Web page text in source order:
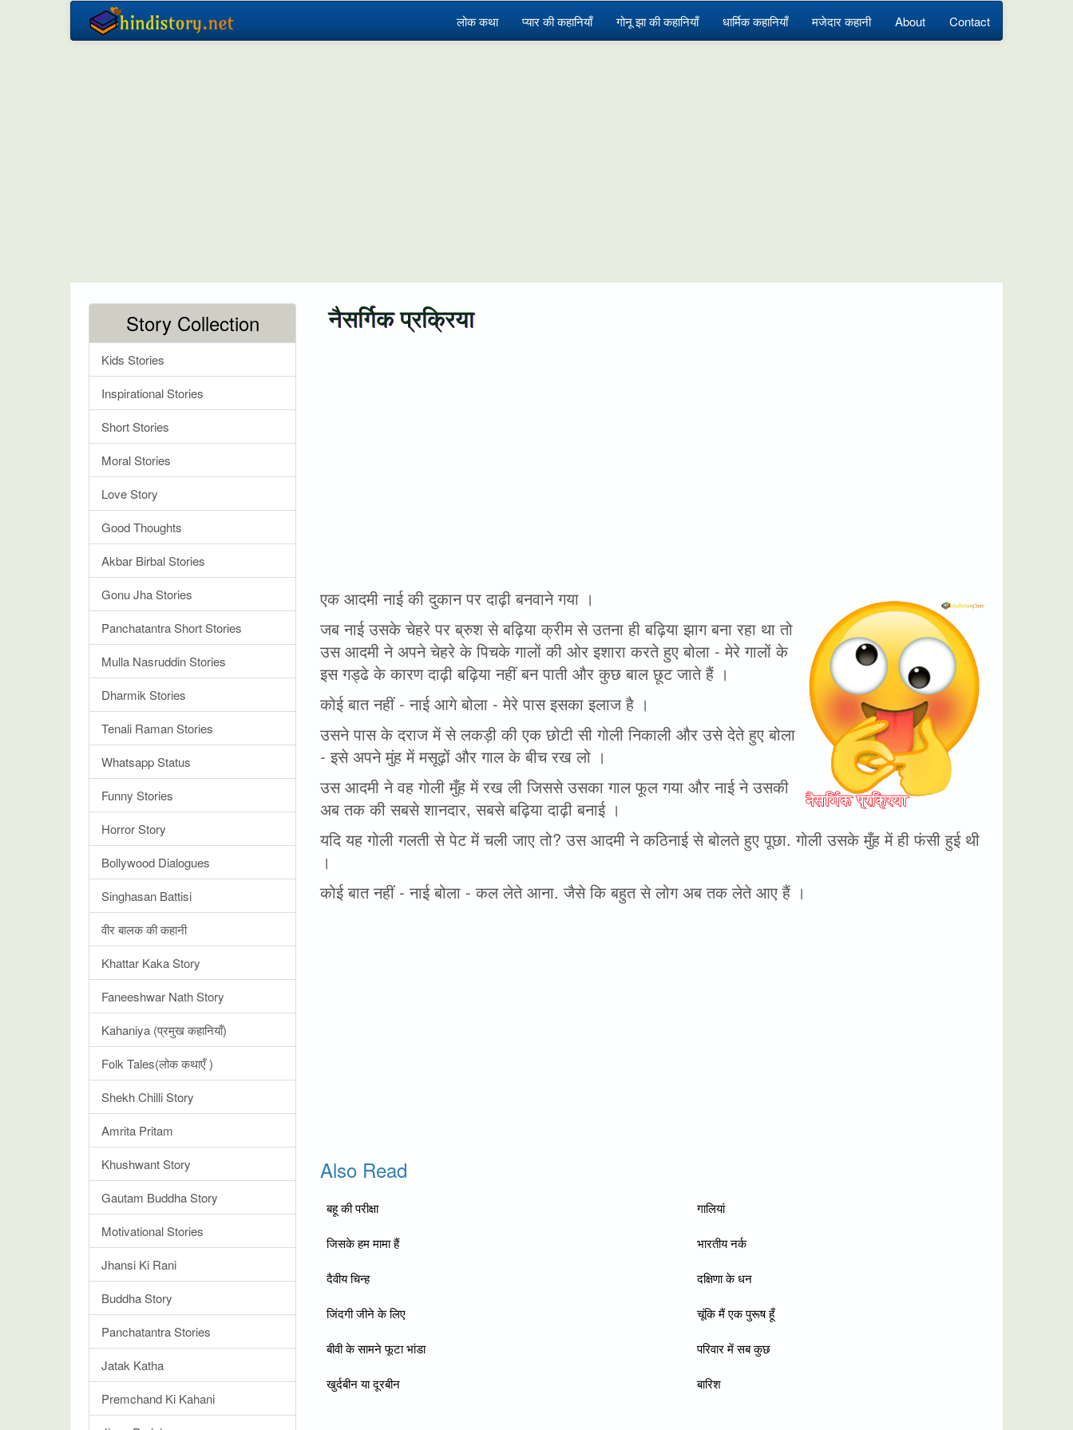
लोक कथा प्यार की कहानियाँ गोनू झा की कहानियाँ धार्मिक कहानियाँ मजेदार कहानी About Contact
नैसर्गिक प्रक्रिया
एक आदमी नाई की दुकान पर दाढ़ी बनवाने गया ।
जब नाई उसके चेहरे पर ब्रुश से बढ़िया क्रीम से उतना ही बढ़िया झाग बना रहा था तो
उस आदमी ने अपने चेहरे के पिचके गालों की ओर इशारा करते हुए बोला - मेरे गालों के
इस गड्ढे के कारण दाढ़ी बढ़िया नहीं बन पाती और कुछ बाल छूट जाते हैं ।
कोई बात नहीं - नाई आगे बोला - मेरे पास इसका इलाज है ।
उसने पास के दराज में से लकड़ी की एक छोटी सी गोली निकाली और उसे देते हुए बोला
- इसे अपने मुंह में मसूढ़ों और गाल के बीच रख लो ।
उस आदमी ने वह गोली मुँह में रख ली जिससे उसका गाल फूल गया और नाई ने उसकी
अब तक की सबसे शानदार, सबसे बढ़िया दाढ़ी बनाई ।
यदि यह गोली गलती से पेट में चली जाए तो? उस आदमी ने कठिनाई से बोलते हुए पूछा. गोली उसके मुँह में ही फंसी हुई थी
।
कोई बात नहीं - नाई बोला - कल लेते आना. जैसे कि बहुत से लोग अब तक लेते आए हैं ।
Also Read
बहू की परीक्षा गालियां
जिसके हम मामा हैं भारतीय नर्क
दैवीय चिन्ह दक्षिणा के धन
जिंदगी जीने के लिए चूंकि मैं एक पुरूष हूँ
बीवी के सामने फूटा भांडा परिवार में सब कुछ
खुर्दबीन या दूरबीन बारिश
Story Collection
Kids Stories
Inspirational Stories
Short Stories
Moral Stories
Love Story
Good Thoughts
Akbar Birbal Stories
Gonu Jha Stories
Panchatantra Short Stories
Mulla Nasruddin Stories
Dharmik Stories
Tenali Raman Stories
Whatsapp Status
Funny Stories
Horror Story
Bollywood Dialogues
Singhasan Battisi
वीर बालक की कहानी
Khattar Kaka Story
Faneeshwar Nath Story
Kahaniya (प्रमुख कहानियाँ)
Folk Tales(लोक कथाएँ )
Shekh Chilli Story
Amrita Pritam
Khushwant Story
Gautam Buddha Story
Motivational Stories
Jhansi Ki Rani
Buddha Story
Panchatantra Stories
Jatak Katha
Premchand Ki Kahani